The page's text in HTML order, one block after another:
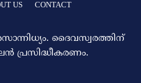
US CONTACT
ദൈവസ്വരത്തിന്‌